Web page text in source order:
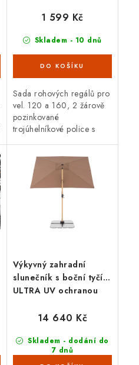
Skladem - 10 dnů
1 599 Kč
Sada rohových regálů pro
vel. 120 a 160, 2 žárově
pozinkované
trojúhelníkové police s
přestavitelné, jednoduše
dodatečně montovatelné
bez...
Výkyvný zahradní
slunečník s boční tyčí s
ULTRA UV ochranou
220 x 300 cm, hnědá
Skladem - dodání do
7 dnů
14 640 Kč